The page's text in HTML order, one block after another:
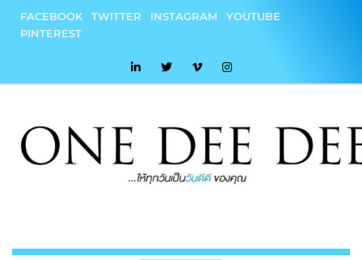
content
FACEBOOK TWITTER INSTAGRAM
YOUTUBE
PINTEREST